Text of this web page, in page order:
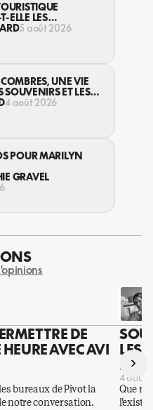
ELLE LES
LES
5 août 2026
UNE VIE
SOUVENIRS ET LES
DES HABITANT·ES
4 août 2026
POUR MARILYN
GRAVEL
DE
AVEC AVI
bureaux de Pivot la
notre conversation.
LES
DES
4 août
Que
›